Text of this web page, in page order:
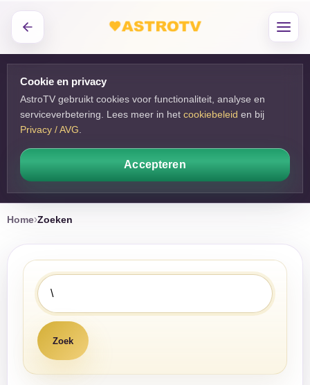
Cookie en privacy
AstroTV gebruikt cookies voor functionaliteit, analyse en
serviceverbetering. Lees meer in het cookiebeleid en bij
Privacy / AVG
Accepteren
Home Zoeken